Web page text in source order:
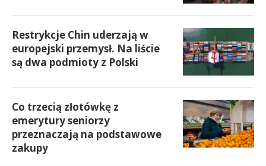
Restrykcje Chin uderzają w
europejski przemysł. Na liście
są dwa podmioty z Polski
Co trzecią złotówkę z
emerytury seniorzy
przeznaczają na podstawowe
zakupy